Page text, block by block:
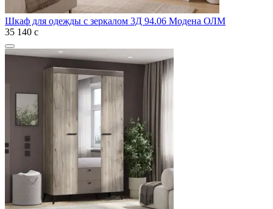
Шкаф для одежды с зеркалом 3Д 94.06 Модена ОЛМ
35 140 с